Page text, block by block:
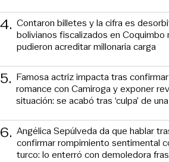
4. Contaron billetes y la cifra es
bolivianos fiscalizados en Coquimbo
pudieron acreditar millonaria carga
5. Famosa actriz impacta tras confirmar
romance con Camiroga y exponer
situación: se acabó tras ‘culpa’ de
6. Angélica Sepúlveda da que hablar
confirmar rompimiento sentimental
turco: lo enterró con demoledora